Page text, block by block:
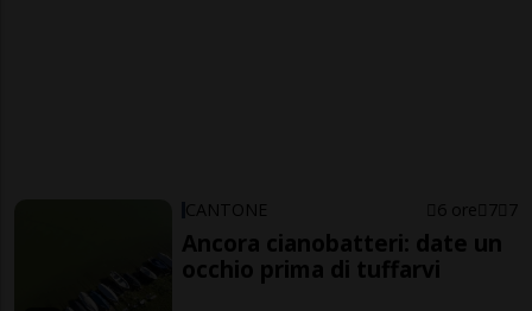
CANTONE 6 ore 7 7
Ancora cianobatteri: date un
occhio prima di tuffarvi